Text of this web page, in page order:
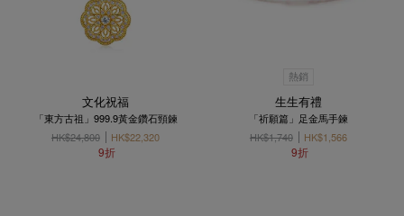
文化祝福
「東方古祖」999.9黃金鑽石頸鍊
HK$24,800
HK$22,320
9折
熱銷
生生有禮
「祈願篇」足金馬手鍊
HK$1,740
HK$1,566
9折